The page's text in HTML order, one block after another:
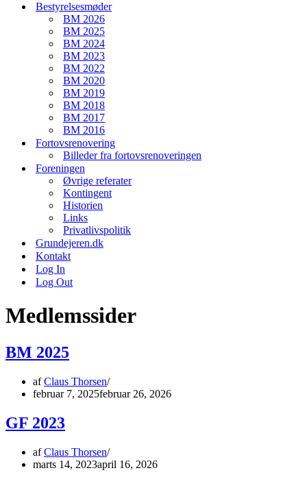
Bestyrelsesmøder
BM 2026
BM 2025
BM 2024
BM 2023
BM 2022
BM 2020
BM 2019
BM 2018
BM 2017
BM 2016
Fortovsrenovering
Billeder fra fortovsrenoveringen
Foreningen
Øvrige referater
Kontingent
Historien
Links
Privatlivspolitik
Grundejeren.dk
Kontakt
Log In
Log Out
Medlemssider
BM 2025
afClaus Thorsen
februar 7, 2025februar 26, 2026
GF 2023
afClaus Thorsen
marts 14, 2023april 16, 2026